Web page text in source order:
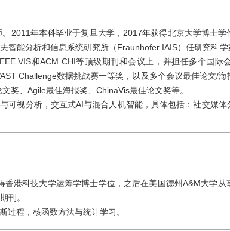
2011年本科毕业于复旦大学，2017年获得北京大学博士
智能分析和信息系统研究所（Fraunhofer IAIS）任研究科
VIS和ACM CHI等顶级期刊和会议上，并担任多个国际
Challenge数据挑战赛一等奖，以及多个会议最佳论文/
奖、Agile最佳海报奖、ChinaVis最佳论文奖等。
可视分析，交互式AI与混合人机智能，具体包括：社交媒
香港科技大学运筹学博士学位，之后在美国德州A&M大学
刊。
过程，核函数方法与统计学习。